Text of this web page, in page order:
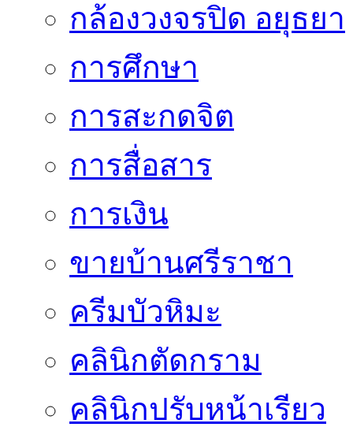
กล้องวงจรปิด อยุธยา
การศึกษา
การสะกดจิต
การสื่อสาร
การเงิน
ขายบ้านศรีราชา
ครีมบัวหิมะ
คลินิกตัดกราม
คลินิกปรับหน้าเรียว